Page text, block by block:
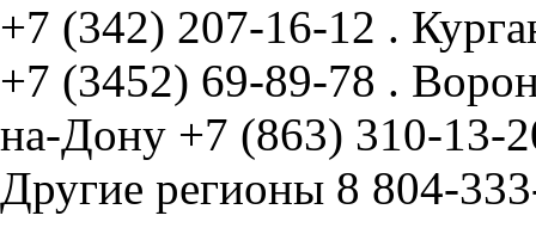
+7 (342) 207-16-12 .
+7 (3452) 69-89-78 .
на-Дону +7 (863) 310-13-
Другие регионы 8 804-